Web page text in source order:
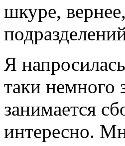
шкуре,
Я
таки немного
занимается
интересно.